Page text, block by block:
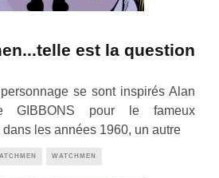
est la question
se sont inspirés Alan
GIBBONS pour le fameux
dans les années 1960, un autre
WATCHMEN